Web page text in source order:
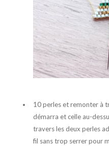
10 perles et remonter à
démarra et celle au-
travers les deux perles
fil sans trop serrer pour